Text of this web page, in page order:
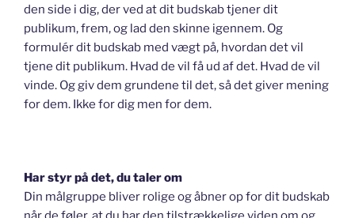
den side i dig, der ved at dit budskab tjener dit
publikum, frem, og lad den skinne igennem. Og
formulér dit budskab med vægt på, hvordan det vil
tjene dit publikum. Hvad de vil få ud af det. Hvad de vil
vinde. Og giv dem grundene til det, så det giver mening
for dem. Ikke for dig men for dem.
Har styr på det, du taler om
Din målgruppe bliver rolige og åbner op for dit budskab